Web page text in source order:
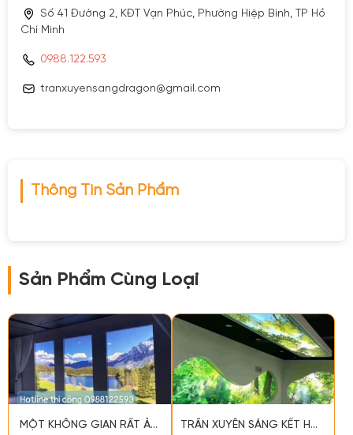
Số 41 Đường 2, KĐT Vạn Phúc, Phường Hiệp Bình, TP Hồ
Chí Minh
0988.122.593
tranxuyensangdragon@gmail.com
Thông Tin Sản Phẩm
Sản Phẩm Cùng Loại
MỘT KHÔNG GIAN RẤT ẢO
TRẦN XUYÊN SÁNG KẾT HỢP